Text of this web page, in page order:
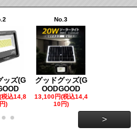
ッズ(G
込14,8
)
No.3
グッドグッズ(G
OODGOOD
13,100円(税込14,4
10円)
>